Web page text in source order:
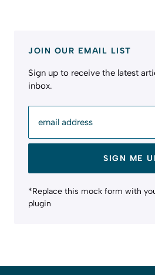
JOIN OUR EMAIL LIST
Sign up to receive the latest
inbox.
email address
SIGN ME
*Replace this mock form with
plugin